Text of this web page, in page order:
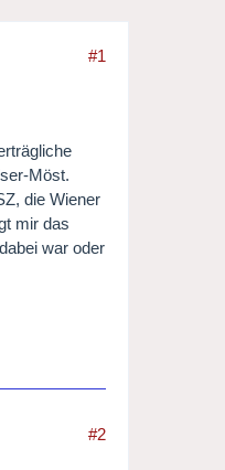
#1
Möst.
die Wiener
mir das
war oder
#2